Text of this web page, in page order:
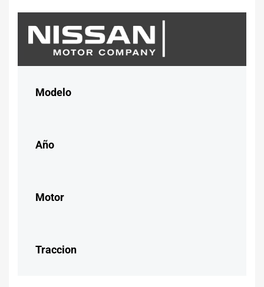
Modelo
Año
Motor
Traccion